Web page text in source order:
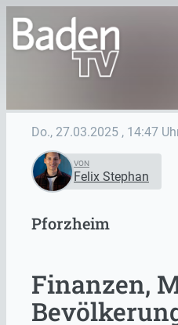
Do., 27.03.2025 , 14:47
VON
Felix Stephan
Pforzheim
Finanzen,